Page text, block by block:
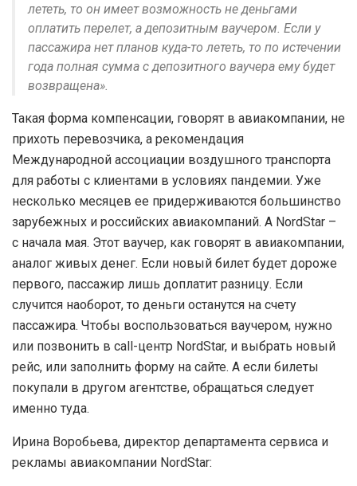
лететь, то он имеет возможность не деньгами
оплатить перелет, а депозитным ваучером. Если у
пассажира нет планов куда-то лететь, то по истечении
года полная сумма с депозитного ваучера ему будет
возвращена».
Такая форма компенсации, говорят в авиакомпании, не
прихоть перевозчика, а рекомендация
Международной ассоциации воздушного транспорта
для работы с клиентами в условиях пандемии. Уже
несколько месяцев ее придерживаются большинство
зарубежных и российских авиакомпаний. А NordStar –
с начала мая. Этот ваучер, как говорят в авиакомпании,
аналог живых денег. Если новый билет будет дороже
первого, пассажир лишь доплатит разницу. Если
случится наоборот, то деньги останутся на счету
пассажира. Чтобы воспользоваться ваучером, нужно
или позвонить в call-центр NordStar, и выбрать новый
рейс, или заполнить форму на сайте. А если билеты
покупали в другом агентстве, обращаться следует
именно туда.
Ирина Воробьева, директор департамента сервиса и
рекламы авиакомпании NordStar: